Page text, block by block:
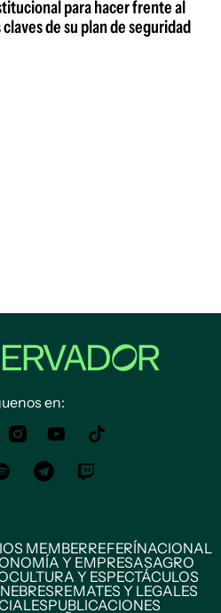
para hacer frente al
de su plan de seguridad
en:
MEMBERREFERÍNACIONAL
Y EMPRESASAGRO
CULTURA Y ESPECTÁCULOS
REMATES Y LEGALES
PUBLICACIONES